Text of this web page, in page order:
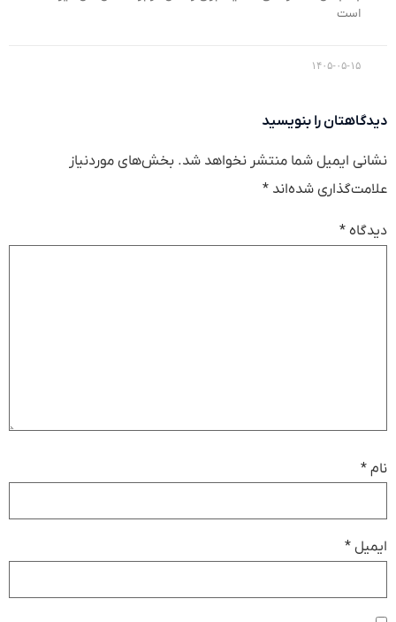
است
۱۴۰۵-۰۵-۱۵
دیدگاهتان را بنویسید
نشانی ایمیل شما منتشر نخواهد شد. بخش‌های موردنیاز
علامت‌گذاری شده‌اند *
دیدگاه *
نام *
ایمیل *